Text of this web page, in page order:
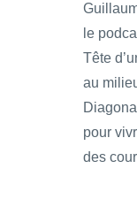
le
Tête
au
pour
des